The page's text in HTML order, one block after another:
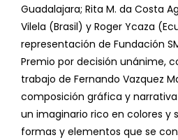
Guadalajara; Rita M. da Costa
Vilela (Brasil) y Roger Ycaza
representación de Fundación
Premio por decisión unánime,
trabajo de Fernando Vazquez
composición gráfica y
un imaginario rico en colores y
formas y elementos que se